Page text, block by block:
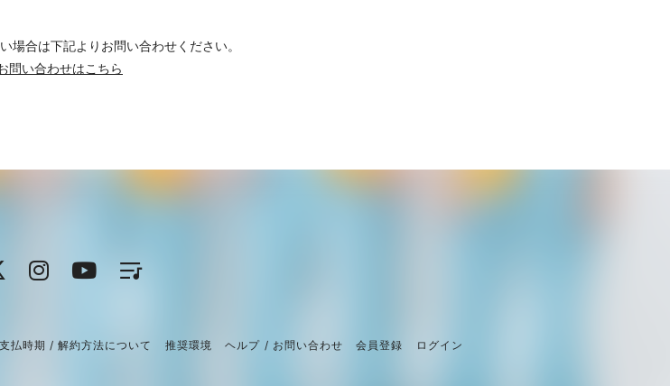
場合は下記よりお問い合わせください。
問い合わせはこちら
支払時期 / 解約方法について 推奨環境 ヘルプ / お問い合わせ 会員登録 ログイン